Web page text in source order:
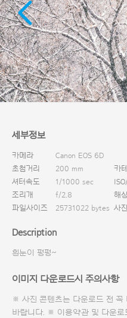
세부정보
카메라
Canon EOS 6D
초첨거리
200 mm 카
셔터속도
1/1000 sec
조리개
f/2.8 해
파일사이즈
25731022 bytes 사
Description
흰눈이 펑펑~
이미지 다운로드시 주의사항
※ 사진 콘텐츠는 다운로드 전 꼭
바랍니다. ※ 이용약관 및 다운로